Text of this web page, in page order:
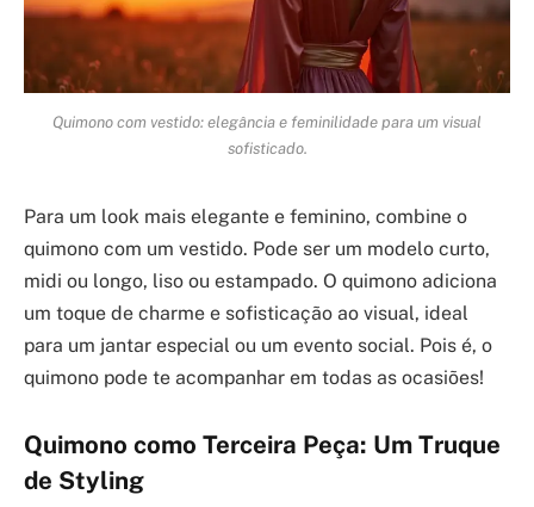
Quimono com vestido: elegância e feminilidade para um visual
sofisticado.
Para um look mais elegante e feminino, combine o
quimono com um vestido. Pode ser um modelo curto,
midi ou longo, liso ou estampado. O quimono adiciona
um toque de charme e sofisticação ao visual, ideal
para um jantar especial ou um evento social. Pois é, o
quimono pode te acompanhar em todas as ocasiões!
Quimono como Terceira Peça: Um Truque
de Styling